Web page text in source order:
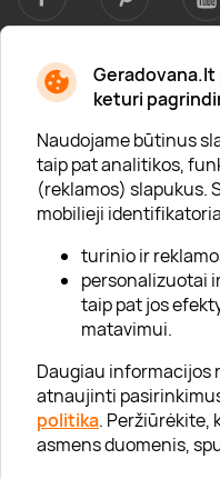
Geradovana.lt
keturi
Naudojame būtinus
taip pat analitikos,
(reklamos) slapukus.
mobilieji
turinio ir
personalizuotai
taip pat jos
matavimui.
Daugiau informacijos
atnaujinti
politika. Peržiūrėkite,
asmens duomenis,
Apie mus
Apie „Gera Dovana“
Lojalumo klubas
Karjera
Visi partneriai
Kontaktai
Tinklaraštis
Informacija